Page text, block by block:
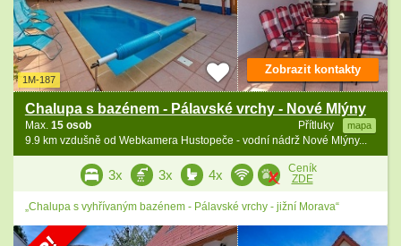
1M-187
Chalupa s bazénem - Pálavské vrchy - Nové Mlýny
Přítluky mapa
Max. 15 osob
9.9 km vzdušně od Webkamera Hustopeče - vodní nádrž Nové Mlýny...
Zobrazit kontakty
3x 3x 4x
Ceník
ZDE
„Chalupa s vyhřívaným bazénem - Pálavské vrchy - jižní Morava“